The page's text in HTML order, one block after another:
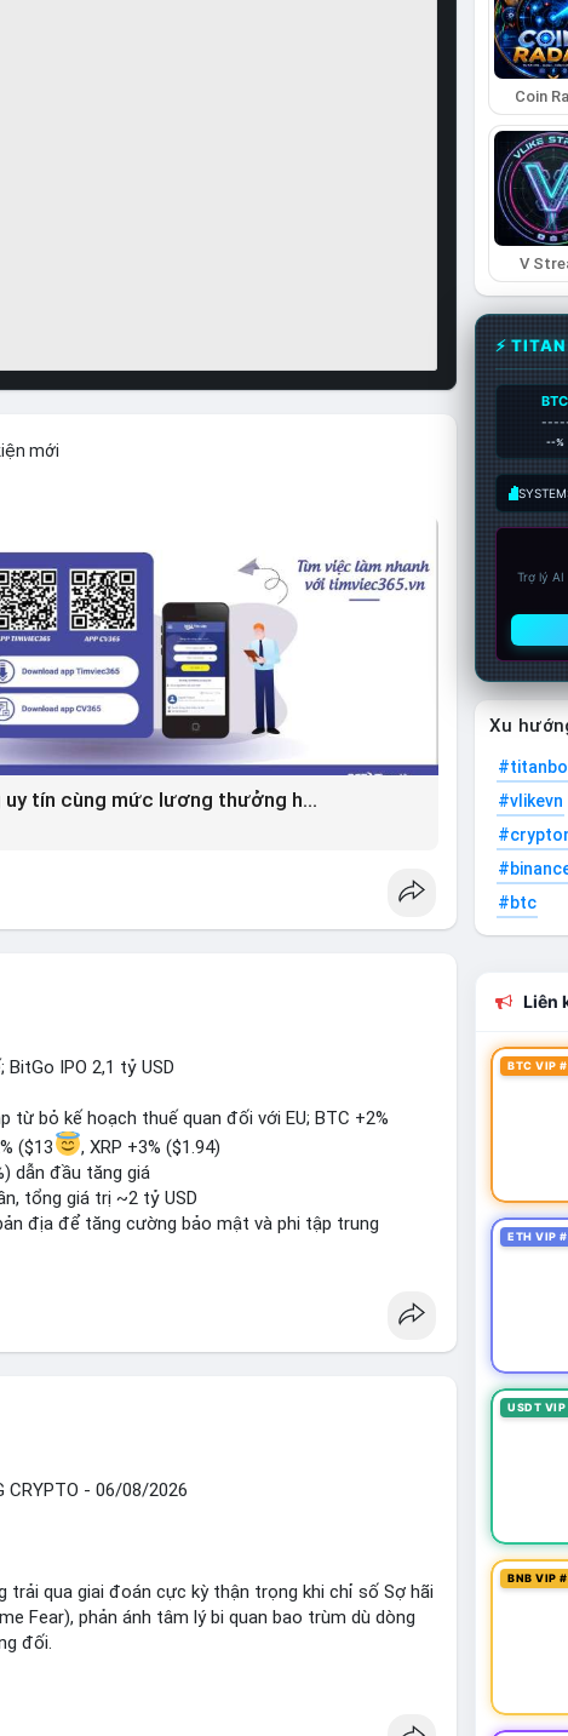
mới
Giải pháp tìm việc làm xây dựng uy tín cùng mức lương thưởng hấp dẫn ?️
IPO 2,1 tỷ USD
từ bỏ kế hoạch thuế quan đối với EU; BTC +2%
($13
, XRP +3% ($1.94)
dẫn đầu tăng giá
tổng giá trị ~2 tỷ USD
địa để tăng cường bảo mật và phi tập trung
mới với yêu cầu tuân thủ nghiêm ngặt
tạo tiền lệ pháp lý
trường crypto sớm nonostante sự bất đồng trong
lương một phần dưới dạng Bitcoin
$sand #sand
CRYPTO - 06/08/2026
trải qua giai đoán cực kỳ thận trọng khi chỉ số Sợ hãi
Fear), phản ánh tâm lý bi quan bao trùm dù dòng
đối.
TVL DeFi đạt 142,24 tỷ USD, tăng nhẹ 0,59%
Coin
V
⚡
BTC
--%
Trợ lý
Xu
#vlikevn
#btc
Liên
BTC VIP
ETH VIP
USDT
BNB VIP